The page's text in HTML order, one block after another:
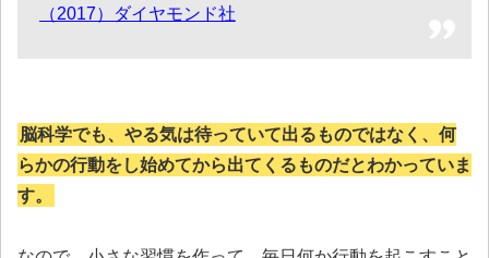
（2017）ダイヤモンド社
脳科学でも、やる気は待っていて出るものではなく、何
らかの行動をし始めてから出てくるものだとわかっていま
す。